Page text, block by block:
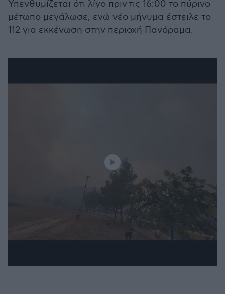
Υπενθυμίζεται ότι λίγο πριν τις 16:00 το πύρινο
μέτωπο μεγάλωσε, ενώ νέο μήνυμα έστειλε το
112 για εκκένωση στην περιοχή Πανόραμα.